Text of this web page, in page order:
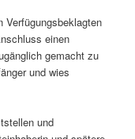
Verfügungsbeklagten
einen
gemacht zu
und wies
und